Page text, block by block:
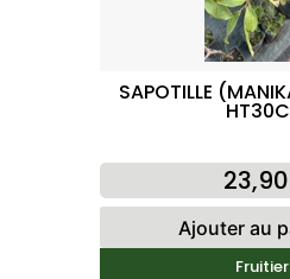
SAPOTILLE
Ajouter au